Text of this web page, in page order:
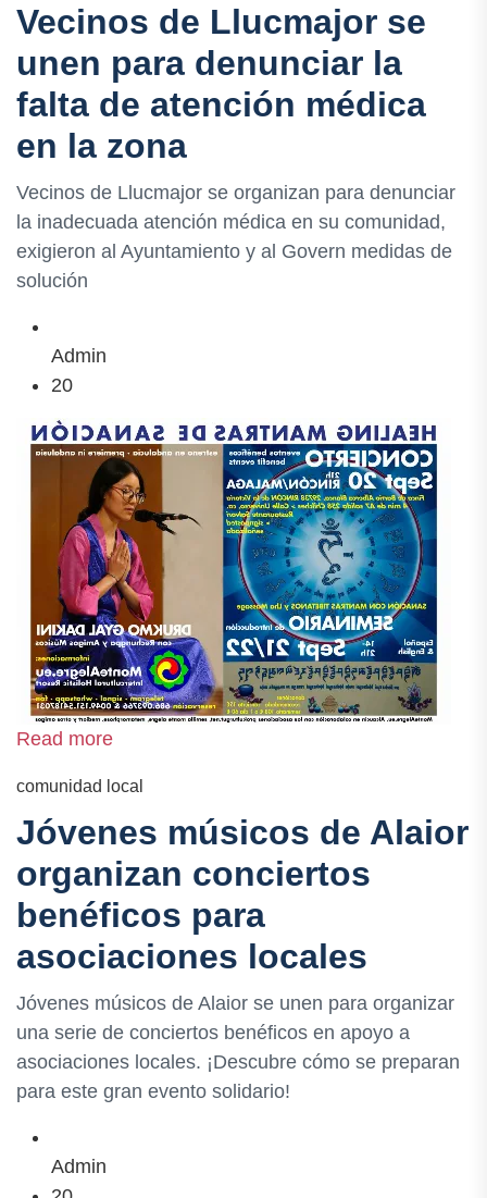
Vecinos de Llucmajor se
unen para denunciar la
falta de atención médica
en la zona
Vecinos de Llucmajor se organizan para denunciar
la inadecuada atención médica en su comunidad,
exigieron al Ayuntamiento y al Govern medidas de
solución
Admin
20
Read more
comunidad local
Jóvenes músicos de Alaior
organizan conciertos
benéficos para
asociaciones locales
Jóvenes músicos de Alaior se unen para organizar
una serie de conciertos benéficos en apoyo a
asociaciones locales. ¡Descubre cómo se preparan
para este gran evento solidario!
Admin